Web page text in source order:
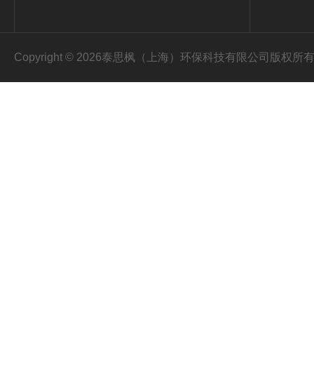
Copyright © 2026泰思枫（上海）环保科技有限公司版权